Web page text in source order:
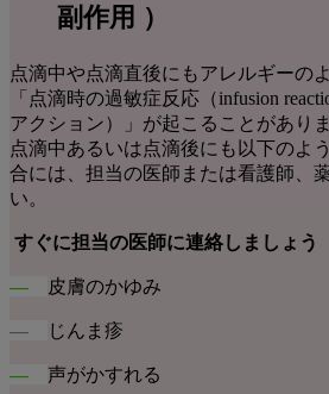
副作用 ）
点滴中や点滴直後にもアレルギーの
「点滴時の過敏症反応（infusion
アクション）」が起こることがありま
点滴中あるいは点滴後にも以下のよ
合には、担当の医師または看護師、
い。
すぐに担当の医師に連絡しましょう
― 皮膚のかゆみ
― じんま疹
― 声がかすれる